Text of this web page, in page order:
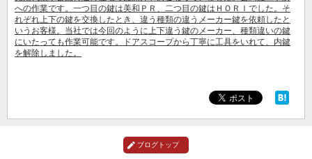
工事実績 鍵について 鍵の紹介
中山さん 防犯コラム よくあるご質問
法人向け提携サービス
お知らせ
への作業です。一つ目の鍵は美和ＰＲ、二つ目の鍵はＨＯＲＩでした。そ
れぞれ上下の鍵を交換したとき、違う種類の違うメーカー鍵を依頼したと
いうお客様。当社では今回のように上下違う鍵のメーカー、種類違いの鍵
にいたっても作業可能です。ドアスコープから丁寧に工具をいれて、内鍵
を解除しました。
ブログトップ